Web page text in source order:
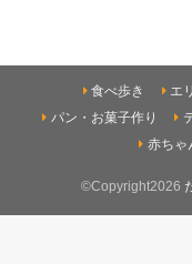
食べ歩き エ
パン・お菓子作り
赤ちゃ
©Copyright2026